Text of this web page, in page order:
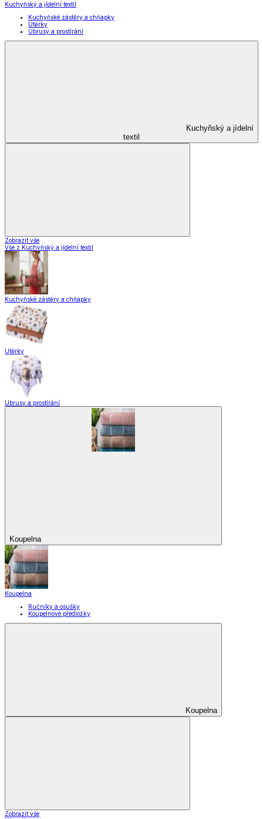
Kuchyňský a jídelní textil
Kuchyňské zástěry a chňapky
Utěrky
Ubrusy a prostírání
Kuchyňský a jídelní
textil
Zobrazit vše
Vše z Kuchyňský a jídelní textil
Kuchyňské zástěry a chňapky
Utěrky
Ubrusy a prostírání
Koupelna
Koupelna
Ručníky a osušky
Koupelnové předložky
Koupelna
Zobrazit vše